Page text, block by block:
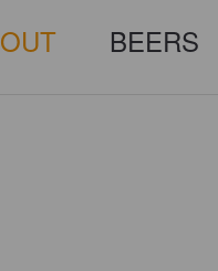
BEERS